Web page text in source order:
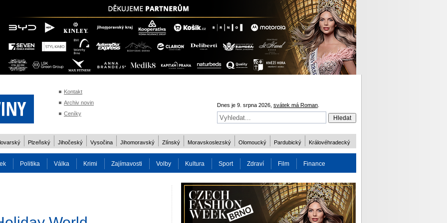
Kontakt
Archiv novin
Ceníky
Dnes je 9. srpna 2026, svátek má Roman
Plzeňský Jihočeský Vysočina Jihomoravský Zlínský Moravskoslezský Olomoucký Pardubický Královéhradecký
Politika Válka Krimi Zajímavosti Volby Kultura Sport Zdraví Film Finance
Charita Osobnost Více ODM 2016